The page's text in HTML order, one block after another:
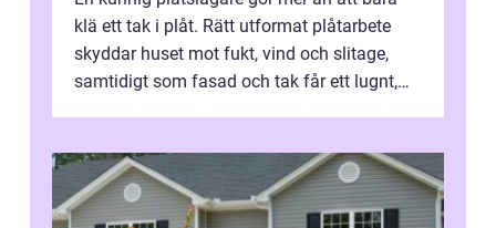
klä ett tak i plåt. Rätt utformat plåtarbete
skyddar huset mot fukt, vind och slitage,
samtidigt som fasad och tak får ett lugnt,